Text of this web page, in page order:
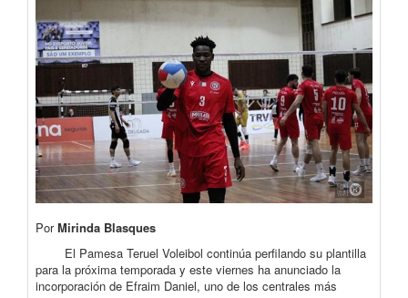
PorMirinda Blasques
El Pamesa Teruel Voleibol continúa perfilando su plantilla
para la próxima temporada y este viernes ha anunciado la
incorporación de Efraim Daniel, uno de los centrales más